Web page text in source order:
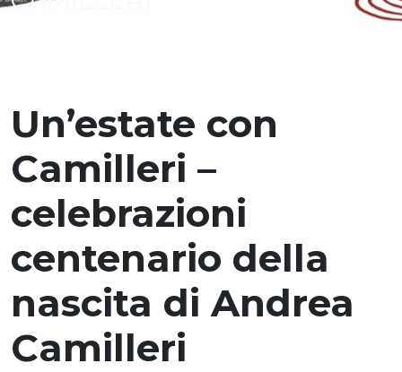
Un’estate con
Camilleri –
celebrazioni
centenario della
nascita di Andrea
Camilleri